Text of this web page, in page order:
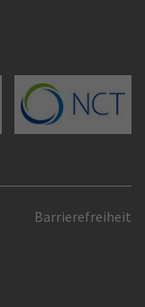
Barrierefreiheit